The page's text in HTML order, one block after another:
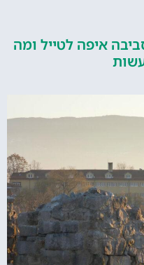
והסביבה איפה לטייל ומה